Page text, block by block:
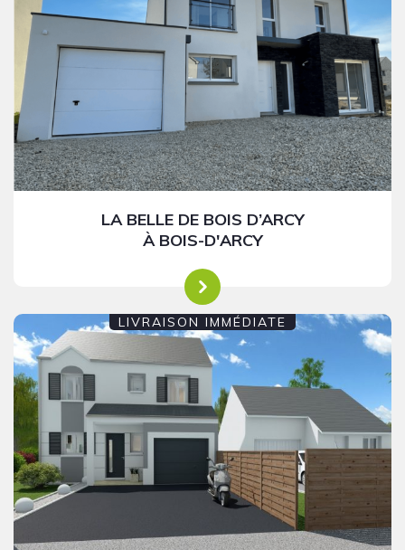
LA BELLE DE BOIS D’ARCY
À BOIS-D'ARCY
LIVRAISON IMMÉDIATE